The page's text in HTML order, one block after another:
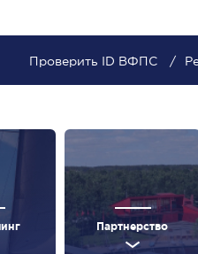
Проверить ID ВФПС
Партнерство